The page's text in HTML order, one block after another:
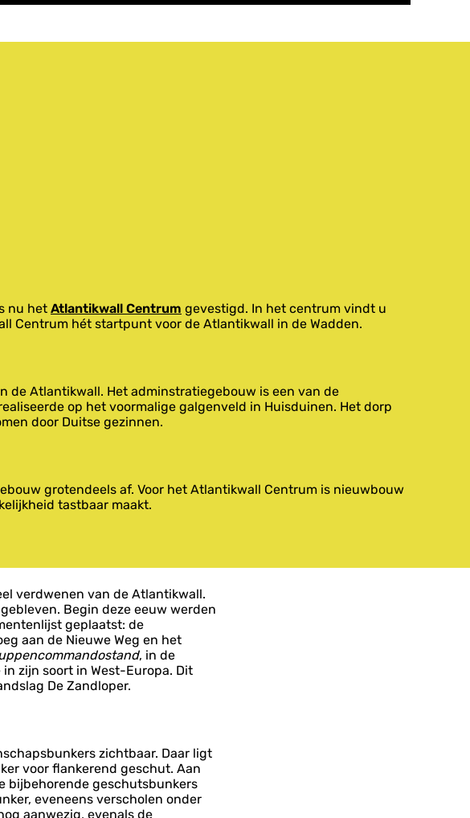
nu het Atlantikwall Centrum gevestigd. In het centrum vindt u
Centrum hét startpunt voor de Atlantikwall in de Wadden.
de Atlantikwall. Het adminstratiegebouw is een van de
op het voormalige galgenveld in Huisduinen. Het dorp
door Duitse gezinnen.
grotendeels af. Voor het Atlantikwall Centrum is nieuwbouw
tastbaar maakt.
verdwenen van de Atlantikwall.
Begin deze eeuw werden
geplaatst: de
aan de Nieuwe Weg en het
, in de
in zijn soort in West-Europa. Dit
De Zandloper.
zichtbaar. Daar ligt
voor flankerend geschut. Aan
bijbehorende geschutsbunkers
eveneens verscholen onder
aanwezig, evenals de